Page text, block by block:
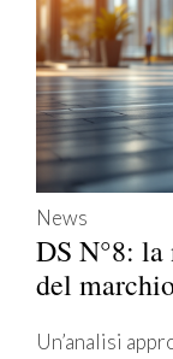
News
DS N°8:
del
Un’analisi